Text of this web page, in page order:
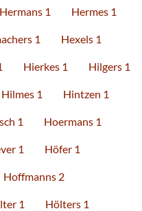
Hermans 1 Hermes 1
1 Hexels 1
Hierkes 1 Hilgers 1
Hilmes 1 Hintzen 1
1 Hoermans 1
1 Höfer 1
Hoffmanns 2
1 Hölters 1